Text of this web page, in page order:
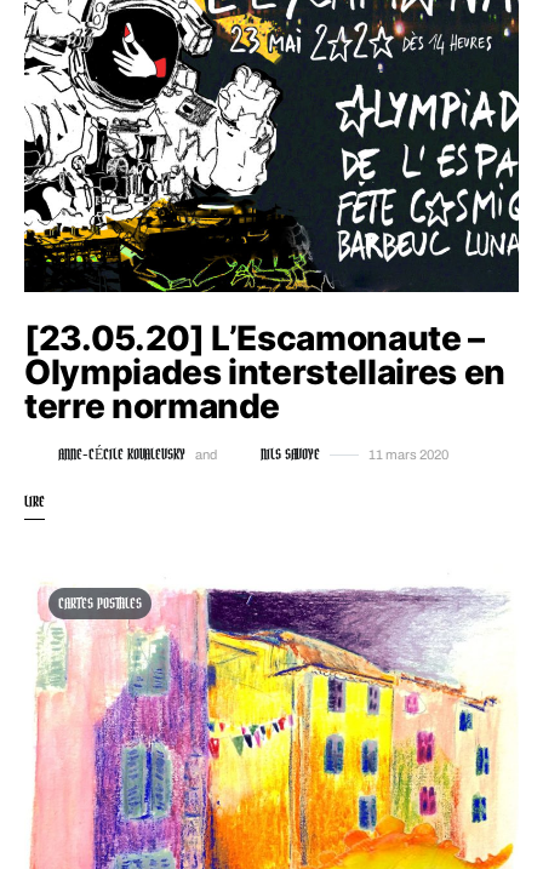
[23.05.20] L’Escamonaute –
Olympiades interstellaires en
terre normande
ANNE-CÉCILE KOVALEVSKY and NILS SAVOYE 11 mars 2020
LIRE
CARTES POSTALES